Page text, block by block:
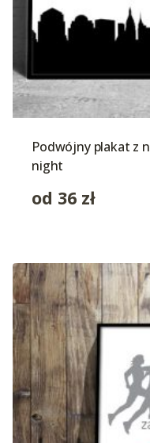
Podwójny plakat z
night
od 36 zł